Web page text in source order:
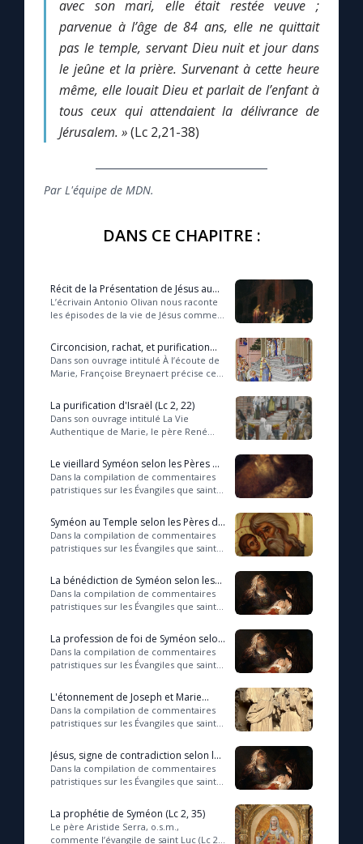
avec son mari, elle était restée veuve ;
parvenue à l’âge de 84 ans, elle ne quittait
pas le temple, servant Dieu nuit et jour dans
le jeûne et la prière. Survenant à cette heure
même, elle louait Dieu et parlait de l’enfant à
tous ceux qui attendaient la délivrance de
Jérusalem. »(Lc 2,21-38)
Par L'équipe de MDN.
DANS CE CHAPITRE :
Récit de la Présentation de Jésus au
Temple (A. Olivan)
L’écrivain Antonio Olivan nous raconte
les épisodes de la vie de Jésus comme
vous proposons met en scène la pré...
Circoncision, rachat, et purification
(Lc 2, 21-24)
Dans son ouvrage intitulé À l’écoute de
Marie, Françoise Breynaert précise ce
circoncision, le rachat et la
purification...
La purification d'Israël (Lc 2, 22)
Dans son ouvrage intitulé La Vie
Authentique de Marie, le père René
l’expression employée par saint Luc
dans l’épisode de...
Le vieillard Syméon selon les Pères de
l'Église (Lc 2, 25-26)
Dans la compilation de commentaires
patristiques sur les Évangiles que saint
siècle, intitulée Catena Aurea (Chaîn...
Syméon au Temple selon les Pères de
l'Église (Lc 2, 27)
Dans la compilation de commentaires
patristiques sur les Évangiles que saint
siècle, intitulée Catena Aurea (Chaîn...
La bénédiction de Syméon selon les
Pères de l'Église (Lc 2, 28-29)
Dans la compilation de commentaires
patristiques sur les Évangiles que saint
siècle, intitulée Catena Aurea (Chaîn...
La profession de foi de Syméon selon
les Pères de l'Église (Lc 2, 30-32)
Dans la compilation de commentaires
patristiques sur les Évangiles que saint
siècle, intitulée Catena Aurea (Chaîn...
L'étonnement de Joseph et Marie
selon les Pères de l'Église (Lc 2, 33)
Dans la compilation de commentaires
patristiques sur les Évangiles que saint
siècle, intitulée Catena Aurea (Chaîn...
Jésus, signe de contradiction selon les
Pères de l'Église (Lc 2, 34)
Dans la compilation de commentaires
patristiques sur les Évangiles que saint
siècle, intitulée Catena Aurea (Chaîn...
La prophétie de Syméon (Lc 2, 35)
Le père Aristide Serra, o.s.m.,
commente l’évangile de saint Luc (Lc 2,